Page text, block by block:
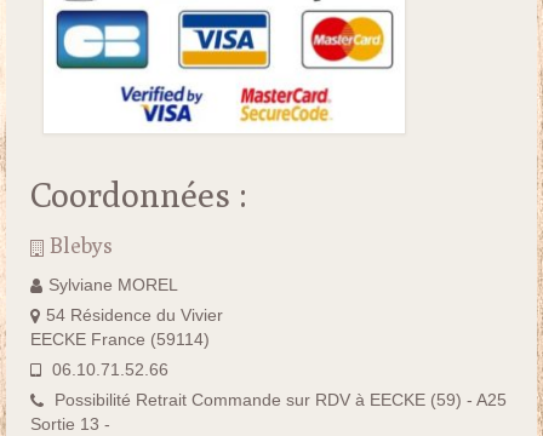
Coordonnées :
Blebys
Sylviane MOREL
54 Résidence du Vivier
EECKE France (59114)
06.10.71.52.66
Possibilité Retrait Commande sur RDV à EECKE (59) - A25
Sortie 13 -